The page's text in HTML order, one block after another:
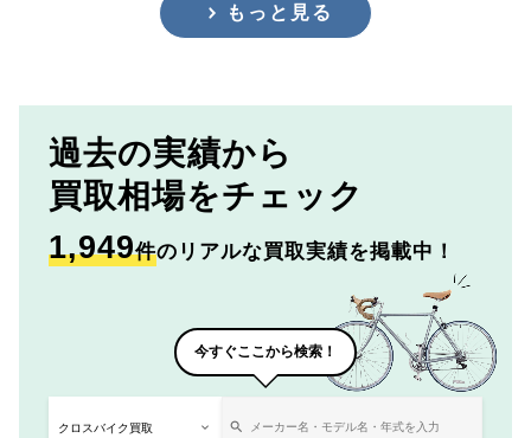
もっと見る
過去の実績から
買取相場をチェック
1,949件のリアルな買取実績を掲載中！
今すぐここから検索！